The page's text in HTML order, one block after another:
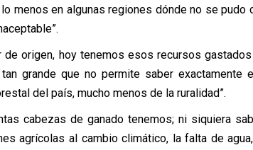
menos en algunas regiones dónde no se pudo
de origen, hoy tenemos esos recursos
grande que no permite saber exactamente
del país, mucho menos de la ruralidad”.
cabezas de ganado tenemos; ni siquiera
agrícolas al cambio climático, la falta de